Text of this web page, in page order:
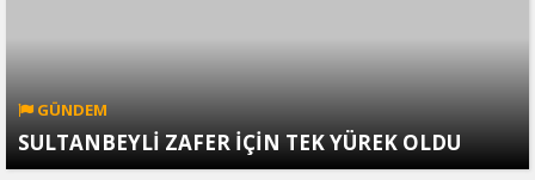
GÜNDEM
SULTANBEYLİ ZAFER İÇİN TEK YÜREK OLDU